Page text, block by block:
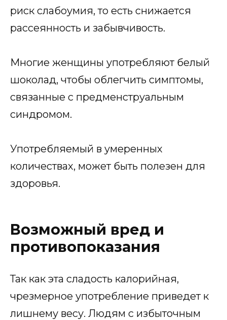
риск слабоумия, то есть снижается
рассеянность и забывчивость.
Многие женщины употребляют белый
шоколад, чтобы облегчить симптомы,
связанные с предменструальным
синдромом.
Употребляемый в умеренных
количествах, может быть полезен для
здоровья.
Возможный вред и
противопоказания
Так как эта сладость калорийная,
чрезмерное употребление приведет к
лишнему весу. Людям с избыточным